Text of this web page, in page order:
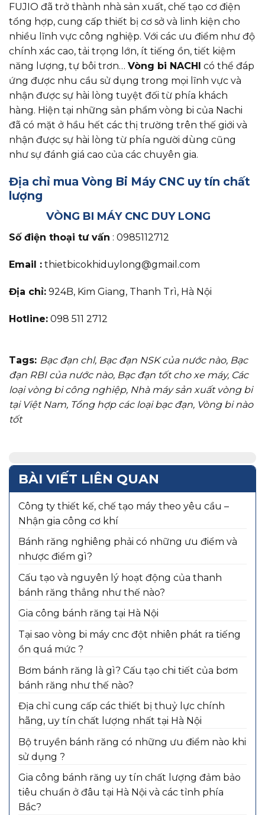
FUJIO đã trở thành nhà sản xuất, chế tạo cơ điện
tổng hợp, cung cấp thiết bị cơ sở và linh kiện cho
nhiều lĩnh vực công nghiệp. Với các ưu điểm như độ
chính xác cao, tải trọng lớn, ít tiếng ồn, tiết kiệm
năng lượng, tự bôi trơn… Vòng bi NACHI có thể đáp
ứng được nhu cầu sử dụng trong mọi lĩnh vực và
nhận được sự hài lòng tuyệt đối từ phía khách
hàng. Hiện tại những sản phẩm vòng bi của Nachi
đã có mặt ở hầu hết các thị trường trên thế giới và
nhận được sự hài lòng từ phía người dùng cũng
như sự đánh giá cao của các chuyên gia.
Địa chỉ mua Vòng Bi Máy CNC uy tín chất
lượng
VÒNG BI MÁY CNC DUY LONG
Số điện thoại tư vấn : 0985112712
Email : thietbicokhiduylong@gmail.com
Địa chỉ: 924B, Kim Giang, Thanh Trì, Hà Nội
Hotline: 098 511 2712
Tags: Bạc đạn chl, Bạc đạn NSK của nước nào, Bạc
đạn RBI của nước nào, Bạc đạn tốt cho xe máy, Các
loại vòng bi công nghiệp, Nhà máy sản xuất vòng bi
tại Việt Nam, Tổng hợp các loại bạc đạn, Vòng bi nào
tốt
BÀI VIẾT LIÊN QUAN
Công ty thiết kế, chế tạo máy theo yêu cầu –
Nhận gia công cơ khí
Bánh răng nghiêng phải có những ưu điểm và
nhược điểm gì?
Cấu tạo và nguyên lý hoạt động của thanh
bánh răng thẳng như thế nào?
Gia công bánh răng tại Hà Nội
Tại sao vòng bi máy cnc đột nhiên phát ra tiếng
ồn quá mức ?
Bơm bánh răng là gì? Cấu tạo chi tiết của bơm
bánh răng như thế nào?
Địa chỉ cung cấp các thiết bị thuỷ lực chính
hãng, uy tín chất lượng nhất tại Hà Nội
Bộ truyền bánh răng có những ưu điểm nào khi
sử dụng ?
Gia công bánh răng uy tín chất lượng đảm bảo
tiêu chuẩn ở đâu tại Hà Nội và các tỉnh phía
Bắc?